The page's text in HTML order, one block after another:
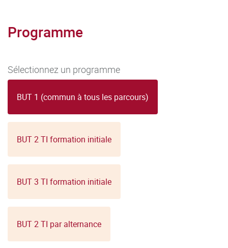
Programme
Sélectionnez un programme
BUT 1 (commun à tous les parcours)
BUT 2 TI formation initiale
BUT 3 TI formation initiale
BUT 2 TI par alternance